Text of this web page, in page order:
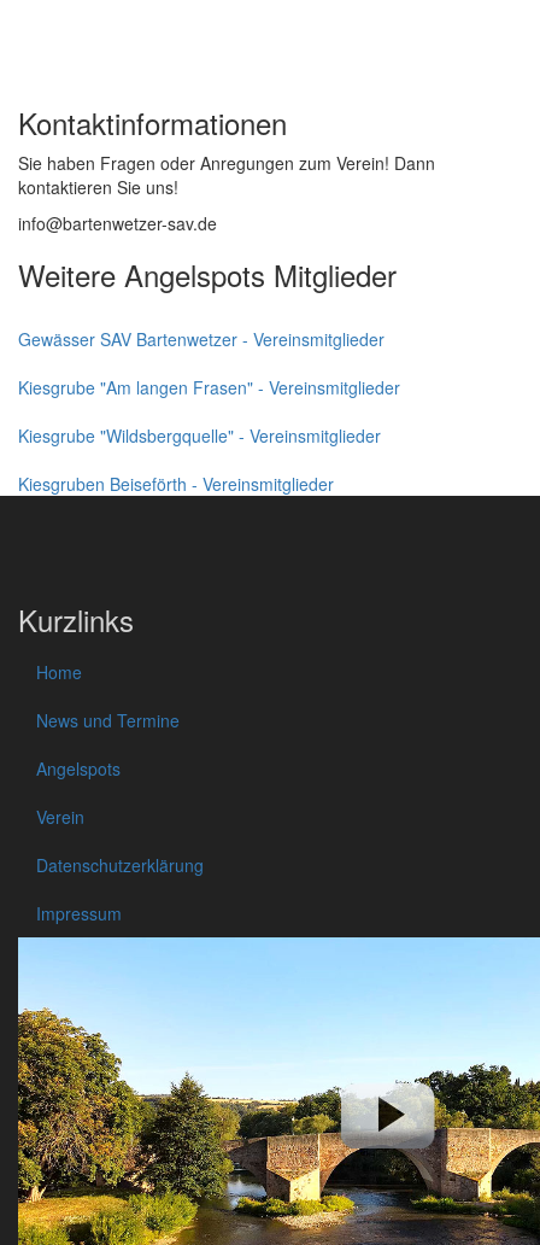
Kontaktinformationen
Sie haben Fragen oder Anregungen zum Verein! Dann
kontaktieren Sie uns!
info@bartenwetzer-sav.de
Weitere Angelspots Mitglieder
Gewässer SAV Bartenwetzer - Vereinsmitglieder
Kiesgrube "Am langen Frasen" - Vereinsmitglieder
Kiesgrube "Wildsbergquelle" - Vereinsmitglieder
Kiesgruben Beiseförth - Vereinsmitglieder
Kurzlinks
Home
News und Termine
Angelspots
Verein
Datenschutzerklärung
Impressum